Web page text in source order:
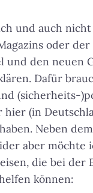
und auch nicht
oder
und den neuen
Dafür
(sicherheits-
hier (in
Neben
aber möchte
die bei der
können: